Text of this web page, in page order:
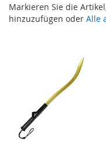
Markieren Sie die
hinzuzufügen oder Alle